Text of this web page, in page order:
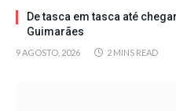
De tasca em tasca até
Guimarães
9 AGOSTO, 2026 2 MINS READ